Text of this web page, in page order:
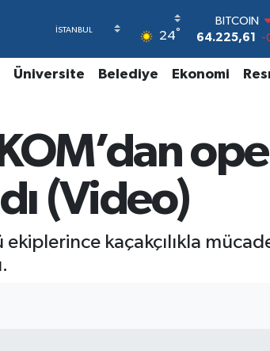
24°
DOLAR
47,7143
55,0317 -
BİST100
13.799
70
Üniversite Belediye Ekonomi
(Video)
kaçakçılıkla